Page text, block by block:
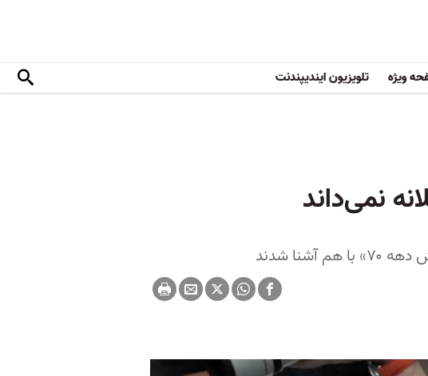
ویژه تلویزیون ایندیپندنت
نمی‌داند